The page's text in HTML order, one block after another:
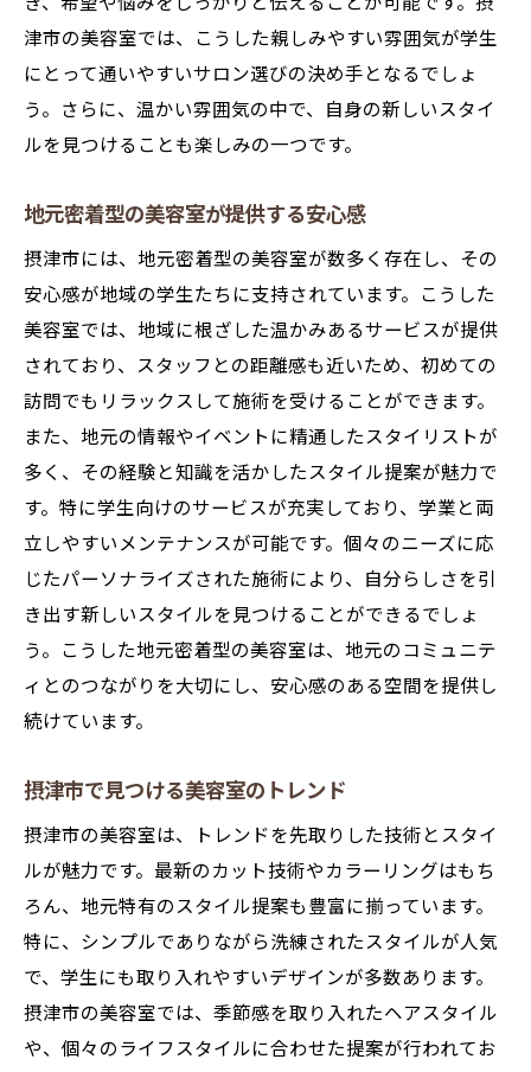
津市の美容室では、こうした親しみやすい雰囲気が学生
にとって通いやすいサロン選びの決め手となるでしょ
う。さらに、温かい雰囲気の中で、自身の新しいスタイ
ルを見つけることも楽しみの一つです。
地元密着型の美容室が提供する安心感
摂津市には、地元密着型の美容室が数多く存在し、その
安心感が地域の学生たちに支持されています。こうした
美容室では、地域に根ざした温かみあるサービスが提供
されており、スタッフとの距離感も近いため、初めての
訪問でもリラックスして施術を受けることができます。
また、地元の情報やイベントに精通したスタイリストが
多く、その経験と知識を活かしたスタイル提案が魅力で
す。特に学生向けのサービスが充実しており、学業と両
立しやすいメンテナンスが可能です。個々のニーズに応
じたパーソナライズされた施術により、自分らしさを引
き出す新しいスタイルを見つけることができるでしょ
う。こうした地元密着型の美容室は、地元のコミュニテ
ィとのつながりを大切にし、安心感のある空間を提供し
続けています。
摂津市で見つける美容室のトレンド
摂津市の美容室は、トレンドを先取りした技術とスタイ
ルが魅力です。最新のカット技術やカラーリングはもち
ろん、地元特有のスタイル提案も豊富に揃っています。
特に、シンプルでありながら洗練されたスタイルが人気
で、学生にも取り入れやすいデザインが多数あります。
摂津市の美容室では、季節感を取り入れたヘアスタイル
や、個々のライフスタイルに合わせた提案が行われてお